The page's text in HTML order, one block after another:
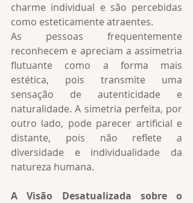
charme individual e são percebidas
como esteticamente atraentes.
As pessoas frequentemente
reconhecem e apreciam a assimetria
flutuante como a forma mais
estética, pois transmite uma
sensação de autenticidade e
naturalidade. A simetria perfeita, por
outro lado, pode parecer artificial e
distante, pois não reflete a
diversidade e individualidade da
natureza humana.
A Visão Desatualizada sobre o